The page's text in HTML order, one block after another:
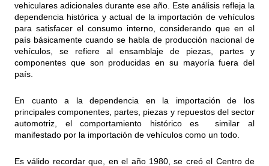
vehiculares adicionales durante ese año. Este análisis refleja la
dependencia histórica y actual de la importación de vehículos
para satisfacer el consumo interno, considerando que en el
país básicamente cuando se habla de producción nacional de
vehículos, se refiere al ensamblaje de piezas, partes y
componentes que son producidas en su mayoría fuera del
país.
En cuanto a la dependencia en la importación de los
principales componentes, partes, piezas y repuestos del sector
automotriz, el comportamiento histórico es similar al
manifestado por la importación de vehículos como un todo.
Es válido recordar que, en el año 1980, se creó el Centro de